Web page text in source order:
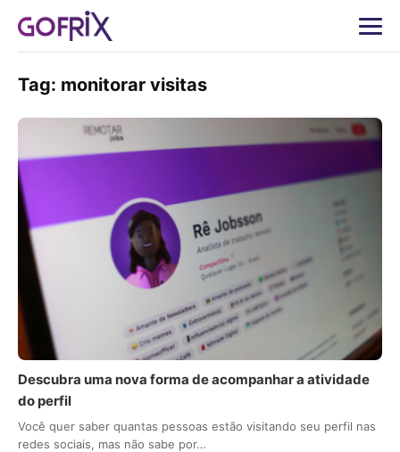
Tag: monitorar visitas
Descubra uma nova forma de acompanhar a atividade
do perfil
Você quer saber quantas pessoas estão visitando seu perfil nas
redes sociais, mas não sabe por…